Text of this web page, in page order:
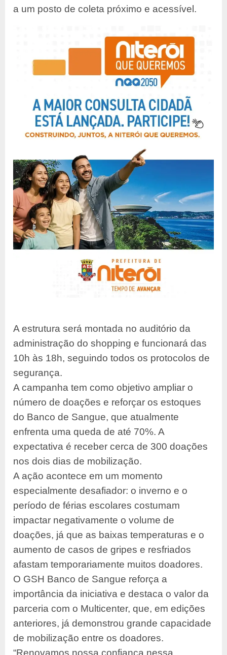
a um posto de coleta próximo e acessível.
A estrutura será montada no auditório da
administração do shopping e funcionará das
10h às 18h, seguindo todos os protocolos de
segurança.
A campanha tem como objetivo ampliar o
número de doações e reforçar os estoques
do Banco de Sangue, que atualmente
enfrenta uma queda de até 70%. A
expectativa é receber cerca de 300 doações
nos dois dias de mobilização.
A ação acontece em um momento
especialmente desafiador: o inverno e o
período de férias escolares costumam
impactar negativamente o volume de
doações, já que as baixas temperaturas e o
aumento de casos de gripes e resfriados
afastam temporariamente muitos doadores.
O GSH Banco de Sangue reforça a
importância da iniciativa e destaca o valor da
parceria com o Multicenter, que, em edições
anteriores, já demonstrou grande capacidade
de mobilização entre os doadores.
“Renovamos nossa confiança nessa